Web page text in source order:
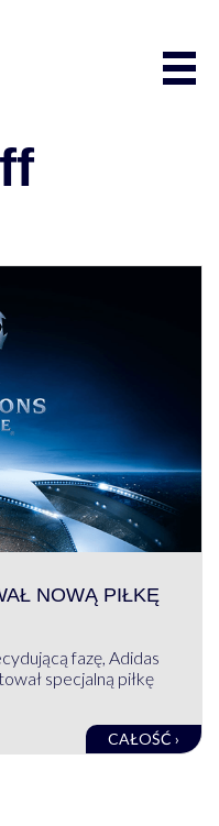
NOWĄ PIŁKĘ
fazę, Adidas
specjalną piłkę
CAŁOŚĆ ›